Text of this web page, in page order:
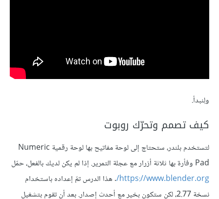
ولِنبدأ.
كيف تصمم وتحرّك روبوت
لتستخدم بلندر، ستحتاج إلى لوحة مفاتيح بها لوحة رقمية Numeric
Pad وفأرة بها ثلاثة أزرار مع عجلة التمرير. إذا لم يكن لديك بالفعل، حمّل
https://www.blender.org/ . هذا الدرس تمّ إعداده باستخدام
نسخة 2.77، لكن ستكون بخير مع أحدث إصدار. بعد أن تقوم بتشغيل